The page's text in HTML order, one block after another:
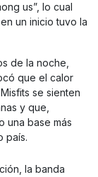
us”, lo cual
un inicio tuvo la
de la noche,
que el calor
se sienten
y que,
una base más
país.
la banda